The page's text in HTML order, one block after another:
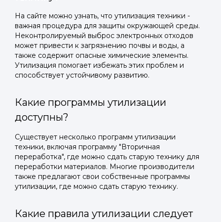
На сайте можно узнать, что утилизация техники -
важная процедура для защиты окружающей среды.
Неконтролируемый выброс электронных отходов
может привести к загрязнению почвы и воды, а
также содержит опасные химические элементы.
Утилизация помогает избежать этих проблем и
способствует устойчивому развитию.
Какие программы утилизации
доступны?
Существует несколько программ утилизации
техники, включая программу "Вторичная
переработка", где можно сдать старую технику для
переработки материалов. Многие производители
также предлагают свои собственные программы
утилизации, где можно сдать старую технику.
Какие правила утилизации следует